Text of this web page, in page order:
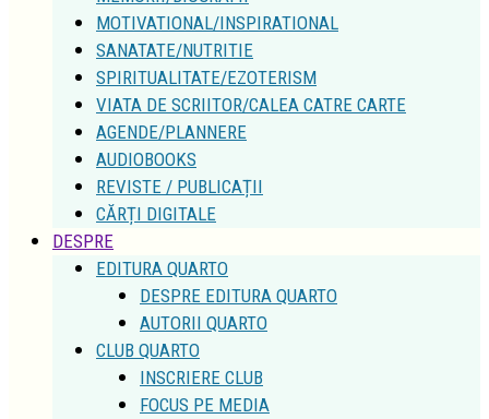
MOTIVATIONAL/INSPIRATIONAL
SANATATE/NUTRITIE
SPIRITUALITATE/EZOTERISM
VIATA DE SCRIITOR/CALEA CATRE CARTE
AGENDE/PLANNERE
AUDIOBOOKS
REVISTE / PUBLICAȚII
CĂRȚI DIGITALE
DESPRE
EDITURA QUARTO
DESPRE EDITURA QUARTO
AUTORII QUARTO
CLUB QUARTO
INSCRIERE CLUB
FOCUS PE MEDIA